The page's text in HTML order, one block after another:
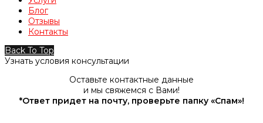
Блог
Отзывы
Контакты
Back To Top
Узнать условия консультации
Оставьте контактные данные
и мы свяжемся с Вами!
*Ответ придет на почту, проверьте папку «Спам»!